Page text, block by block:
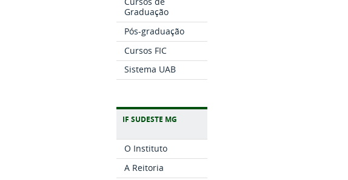
Graduação
Pós-graduação
Cursos FIC
Sistema UAB
IF SUDESTE MG
O Instituto
A Reitoria